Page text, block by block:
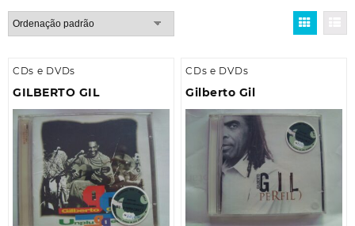
CDs e DVDs
GILBERTO GIL
CDs e DVDs
Gilberto Gil